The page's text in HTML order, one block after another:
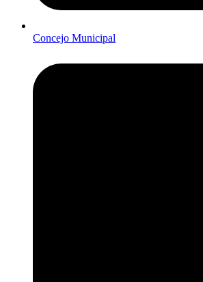
Concejo Municipal